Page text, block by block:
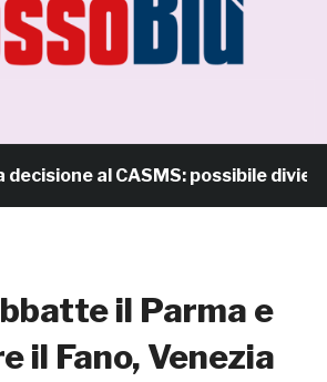
al CASMS: possibile divieto
il Parma e
il Fano, Venezia